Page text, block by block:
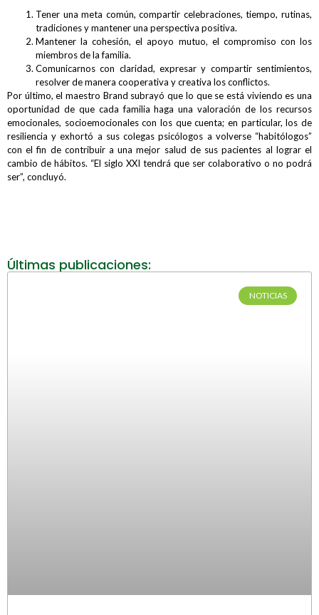
Tener una meta común, compartir celebraciones, tiempo, rutinas,
tradiciones y mantener una perspectiva positiva.
Mantener la cohesión, el apoyo mutuo, el compromiso con los
miembros de la familia.
Comunicarnos con claridad, expresar y compartir sentimientos,
resolver de manera cooperativa y creativa los conflictos.
Por último, el maestro Brand subrayó que lo que se está viviendo es una
oportunidad de que cada familia haga una valoración de los recursos
emocionales, socioemocionales con los que cuenta; en particular, los de
resiliencia y exhortó a sus colegas psicólogos a volverse “habitólogos”
con el fin de contribuir a una mejor salud de sus pacientes al lograr el
cambio de hábitos. “El siglo XXI tendrá que ser colaborativo o no podrá
ser”, concluyó.
Últimas publicaciones:
NOTICIAS